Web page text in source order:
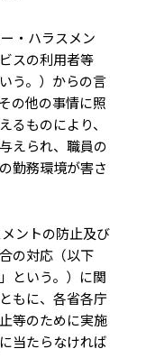
・ハラスメン
スの利用者等
う。）からの言
の他の事情に照
るものにより、
えられ、職員の
勤務環境が害さ
ントの防止及び
の対応（以下
という。）に関
もに、各省各庁
等のために実施
当たらなければ